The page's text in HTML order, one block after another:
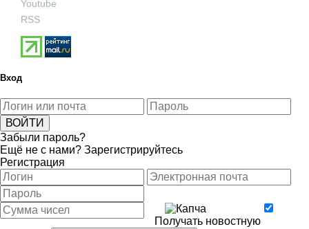
Youtube
RSS
Вход
Забыли пароль?
Ещё не с нами? Зарегистрируйтесь
Регистрация
Получать новостную